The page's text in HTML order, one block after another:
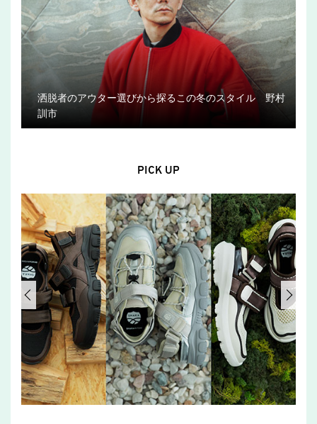
洒脱者のアウター選びから探るこの冬のスタイル 野村
訓市
PICK UP